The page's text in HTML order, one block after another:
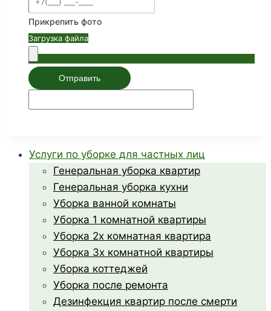
Прикрепить фото
Загрузка файла
Отправить
Услуги по уборке для частных лиц
Генеральная уборка квартир
Генеральная уборка кухни
Уборка ванной комнаты
Уборка 1 комнатной квартиры
Уборка 2х комнатная квартира
Уборка 3х комнатной квартиры
Уборка коттеджей
Уборка после ремонта
Дезинфекция квартир после смерти